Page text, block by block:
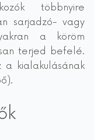
többnyire
sarjadzó- vagy
a köröm
terjed befelé.
a kialakulásának